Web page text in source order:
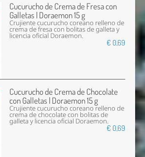
Cucurucho de Crema de Fresa con
Galletas | Doraemon 15 g
Crujiente cucurucho coreano relleno de
crema de fresa con bolitas de galleta y
licencia oficial Doraemon.
€ 0,69
Cucurucho de Crema de Chocolate
con Galletas | Doraemon 15 g
Crujiente cucurucho coreano relleno de
crema de chocolate con bolitas de
galleta y licencia oficial Doraemon.
€ 0,69